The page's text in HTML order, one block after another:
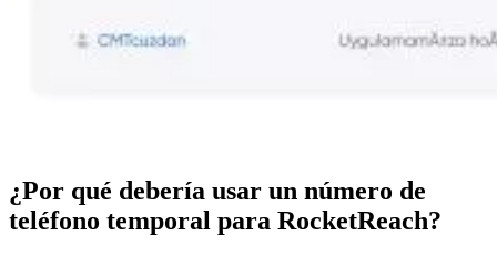
¿Por qué debería usar un número de
teléfono temporal para RocketReach?